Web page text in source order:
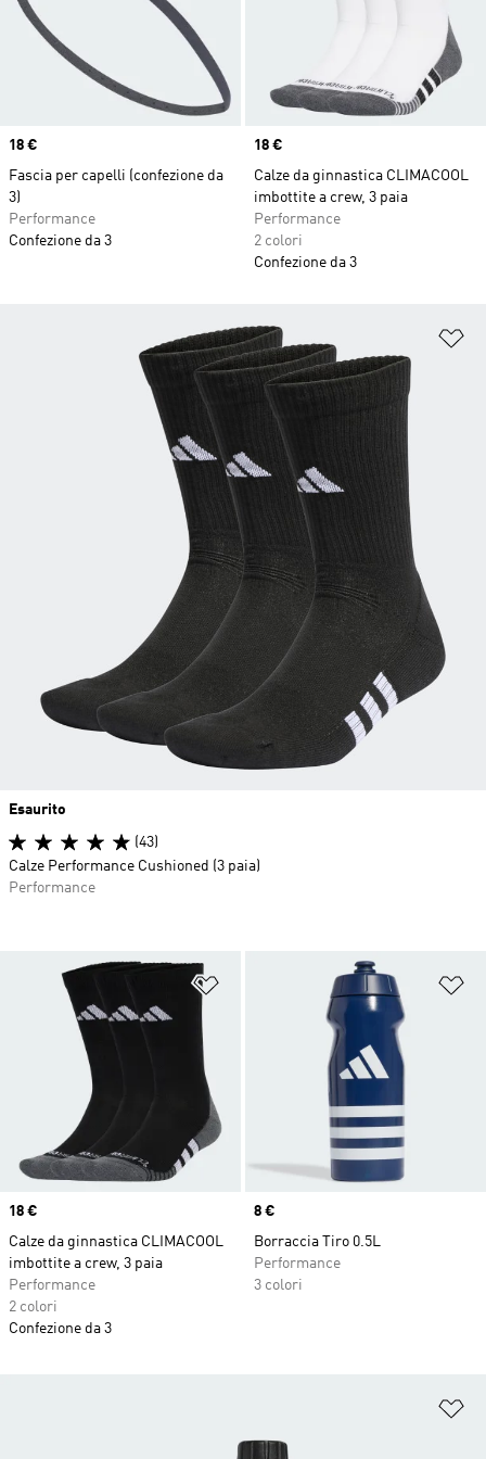
Price
18 €
Fascia per capelli (confezione da
3)
Performance
Confezione da 3
Price
18 €
Calze da ginnastica CLIMACOOL
imbottite a crew, 3 paia
Performance
2 colori
Confezione da 3
Aggiungi alla lista dei desideri
Price
18 €
Calze da ginnastica CLIMACOOL
imbottite a crew, 3 paia
Performance
2 colori
Confezione da 3
Price
8 €
Borraccia Tiro 0.5L
Performance
3 colori
Esaurito
(43)
Calze Performance Cushioned (3 paia)
Performance